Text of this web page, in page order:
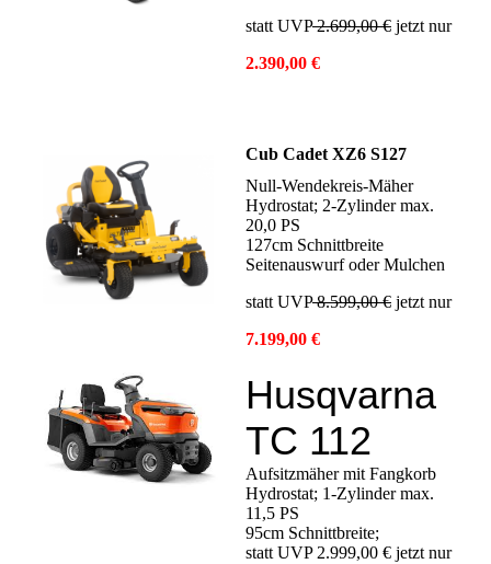
statt UVP2.699,00 € jetzt nur
2.390,00 €
Cub Cadet XZ6 S127
Null-Wendekreis-Mäher
Hydrostat; 2-Zylinder max.
20,0 PS
127cm Schnittbreite
Seitenauswurf oder Mulchen
statt UVP8.599,00 € jetzt nur
7.199,00 €
Husqvarna
TC 112
Aufsitzmäher mit Fangkorb
Hydrostat; 1-Zylinder max.
11,5 PS
95cm Schnittbreite;
statt UVP 2.999,00 € jetzt nur